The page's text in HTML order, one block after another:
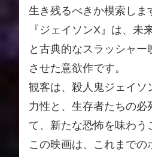
生き残るべきか模索しま
『ジェイソンX』は、未
と古典的なスラッシャー
させた意欲作です。
観客は、殺人鬼ジェイソ
力性と、生存者たちの必
て、新たな恐怖を味わう
この映画は、これまでの